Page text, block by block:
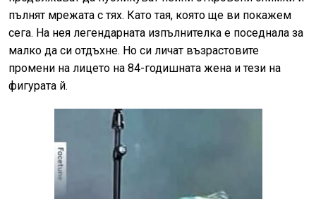
пълнят мрежата с тях. Като тая, която ще ви покажем
сега. На нея легендарната изпълнителка е поседнала за
малко да си отдъхне. Но си личат възрастовите
промени на лицето на 84-годишната жена и тези на
фигурата й.